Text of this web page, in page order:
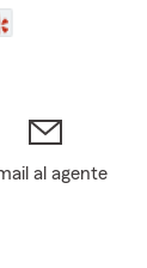
al agente